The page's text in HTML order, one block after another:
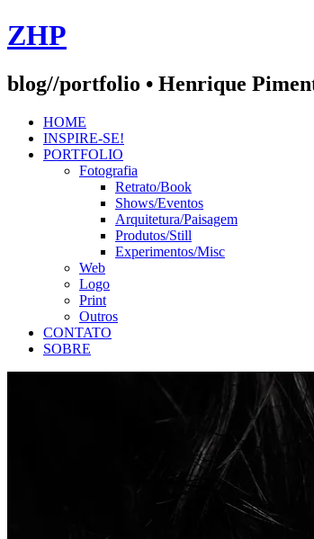
Skip
to
ZHP
blog//portfolio • Henrique
HOME
INSPIRE-SE!
PORTFOLIO
Fotografia
Retrato/Book
Shows/Eventos
Arquitetura/Paisagem
Produtos/Still
Experimentos/Misc
Web
Logo
Print
Outros
CONTATO
SOBRE